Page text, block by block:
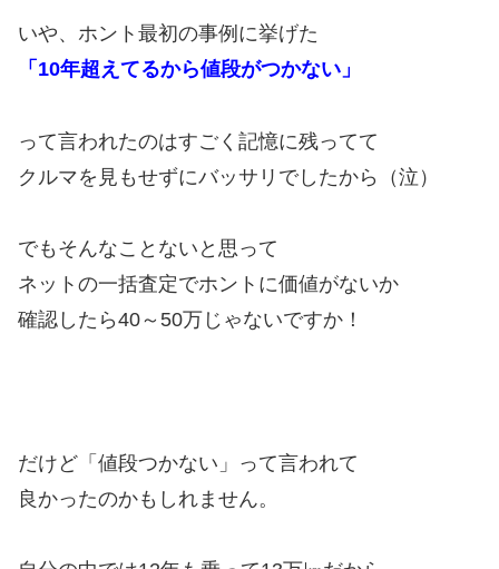
いや、ホント最初の事例に挙げた
「10年超えてるから値段がつかない」
って言われたのはすごく記憶に残ってて
クルマを見もせずにバッサリでしたから（泣）
でもそんなことないと思って
ネットの一括査定でホントに価値がないか
確認したら40～50万じゃないですか！
だけど「値段つかない」って言われて
良かったのかもしれません。